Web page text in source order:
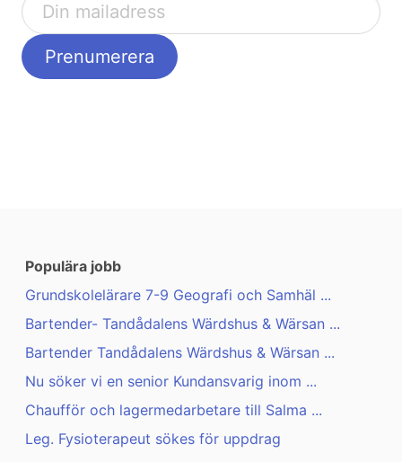
Populära jobb
Grundskolelärare 7-9 Geografi och Samhäl ...
Bartender- Tandådalens Wärdshus & Wärsan ...
Bartender Tandådalens Wärdshus & Wärsan ...
Nu söker vi en senior Kundansvarig inom ...
Chaufför och lagermedarbetare till Salma ...
Leg. Fysioterapeut sökes för uppdrag